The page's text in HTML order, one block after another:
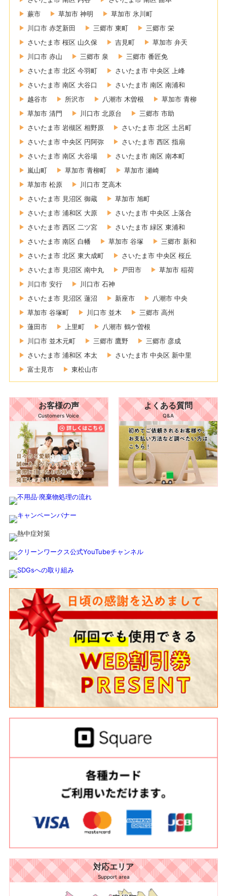
蕨市
草加市 神明
草加市 氷川町
川口市 赤芝新田
三郷市 東町
三郷市 栄
さいたま市 桜区 山久保
吉見町
草加市 弁天
川口市 赤山
三郷市 泉
三郷市 番匠免
さいたま市 北区 今羽町
さいたま市 中央区 上峰
さいたま市 南区 大谷口
さいたま市 南区 南浦和
越谷市
所沢市 八潮市 木曽根
草加市 青柳
草加市 清門
川口市 北原台
三郷市 市助
さいたま市 岩槻区 相野原
さいたま市 北区 土呂町
さいたま市 中央区 円阿弥
さいたま市 西区 指扇
さいたま市 南区 大谷場
さいたま市 南区 南本町
嵐山町
草加市 青柳町
草加市 瀬崎
草加市 松原
川口市 芝高木
さいたま市 見沼区 御蔵
草加市 旭町
さいたま市 浦和区 大原
さいたま市 中央区 上落合
さいたま市 西区 二ツ宮
さいたま市 緑区 東浦和
さいたま市 南区 白幡
草加市 谷塚
三郷市 新和
さいたま市 北区 東大成町
さいたま市 中央区 桜丘
さいたま市 見沼区 南中丸
戸田市
草加市 稲荷
川口市 安行
川口市 石神
さいたま市 見沼区 蓮沼
新座市
八潮市 中央
草加市 谷塚町
川口市 並木
三郷市 高州
蓮田市
上里町
八潮市 鶴ケ曽根
川口市 並木元町
三郷市 鷹野
三郷市 彦成
さいたま市 浦和区 本太
さいたま市 中央区 新中里
富士見市
東松山市
お客様の声
Customers Voice
よくある質問
Q&A
対応エリア
Support area